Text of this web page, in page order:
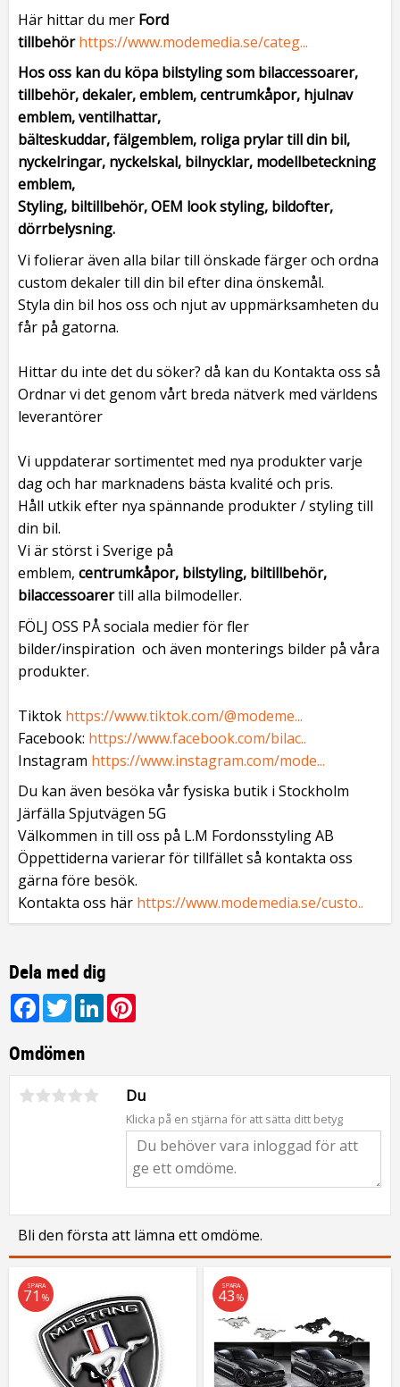
Här hittar du mer Ford
tillbehörhttps://www.modemedia.se/categ...
Hos oss kan du köpa bilstyling som bilaccessoarer,
tillbehör, dekaler, emblem, centrumkåpor, hjulnav
emblem, ventilhattar,
bälteskuddar, fälgemblem, roliga prylar till din bil,
nyckelringar, nyckelskal, bilnycklar, modellbeteckning
emblem,
Styling, biltillbehör, OEM look styling, bildofter,
dörrbelysning.
Vi folierar även alla bilar till önskade färger och ordna
custom dekaler till din bil efter dina önskemål.
Styla din bil hos oss och njut av uppmärksamheten du
får på gatorna.
Hittar du inte det du söker? då kan du Kontakta oss så
Ordnar vi det genom vårt breda nätverk med världens
leverantörer
Vi uppdaterar sortimentet med nya produkter varje
dag och har marknadens bästa kvalité och pris.
Håll utkik efter nya spännande produkter / styling till
din bil.
Vi är störst i Sverige på
emblem, centrumkåpor, bilstyling, biltillbehör,
bilaccessoarertill alla bilmodeller.
FÖLJ OSS PÅ sociala medier för fler
bilder/inspiration och även monterings bilder på våra
produkter.
Tiktok https://www.tiktok.com/@modeme...
Facebook: https://www.facebook.com/bilac..
Instagram https://www.instagram.com/mode...
Du kan även besöka vår fysiska butik i Stockholm
Järfälla Spjutvägen 5G
Välkommen in till oss på L.M Fordonsstyling AB
Öppettiderna varierar för tillfället så kontakta oss
gärna före besök.
Kontakta oss här https://www.modemedia.se/custo..
Dela med dig
Facebook
TwitterLinkedIn
Omdömen
Du
Klicka på en stjärna för att sätta ditt betyg
Bli den första att lämna ett omdöme.
SPARA
71 %
SPARA
43 %